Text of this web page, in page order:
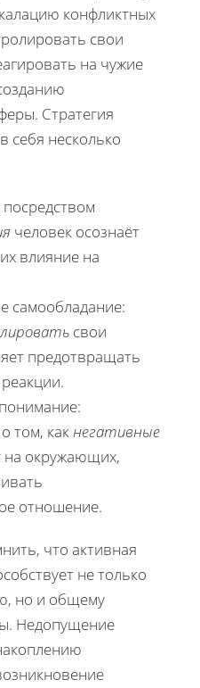
конфликтных
свои
на чужие
Стратегия
себя несколько
человек осознаёт
влияние на
самообладание:
свои
предотвращать
том, какнегативные
на окружающих,
отношение.
что активная
не только
но и общему
Недопущение